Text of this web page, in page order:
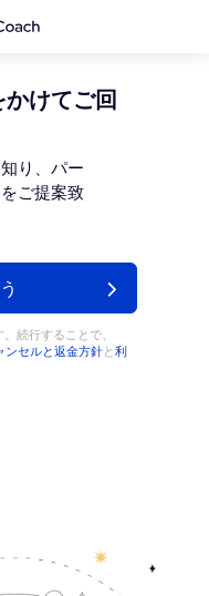
けてご回
り、パー
ご提案致
続行することで、
ンセルと返金方針と利